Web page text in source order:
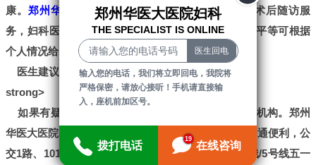
康。郑州华医大医院妇科作为医保定点单位，提供术后随访服
务，妇科医生时会会、王杰、柳玉璞、王凤华、杨晓平等可根据
个人情况给出建议。
医生建议和支持
strong>
如果有疑问或需要个性化指导，建议咨询专业医疗机构。郑州
华医大医院妇科位于郑州市中原区建设西路106号，交通便利，公
交1路、101路西线、99路等多条线路可达，地铁1号线/5号线五一
郑州华医大医院妇科
THE SPECIALIST IS ONLINE
输入您的电话，我们将立即回电，我院将
严格保密，请放心接听！手机请直接输
入，座机前加区号。
拨打电话
19
在线咨询